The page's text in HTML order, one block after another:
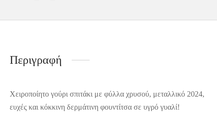
Περιγραφή
Χειροποίητο γούρι σπιτάκι με φύλλα χρυσού, μεταλλικό 2024,
ευχές και κόκκινη δερμάτινη φουντίτσα σε υγρό γυαλί!